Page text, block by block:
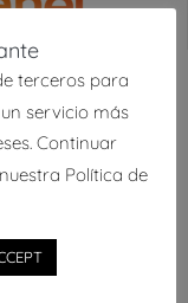
terceros para
servicio más
Continuar
Política de